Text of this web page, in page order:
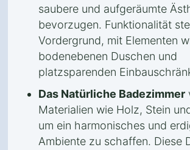
saubere und aufgeräumte
bevorzugen. Funktionalität
Vordergrund, mit Elementen
bodenebenen Duschen und
platzsparenden
Das Natürliche Badezimmer
Materialien wie Holz, Stein
um ein harmonisches und
Ambiente zu schaffen. Diese